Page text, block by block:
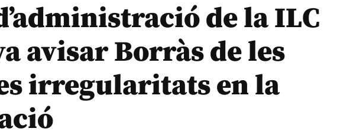
de la ILC
avisar Borràs de les
irregularitats en la